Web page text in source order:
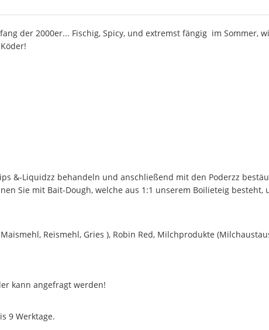
der 2000er... Fischig, Spicy, und extremst fängig im
&-Liquidzz behandeln und anschließend mit den Poderzz
Sie mit Bait-Dough, welche aus 1:1 unserem Boilieteig
Reismehl, Gries ), Robin Red, Milchprodukte
kann angefragt werden!
9 Werktage.